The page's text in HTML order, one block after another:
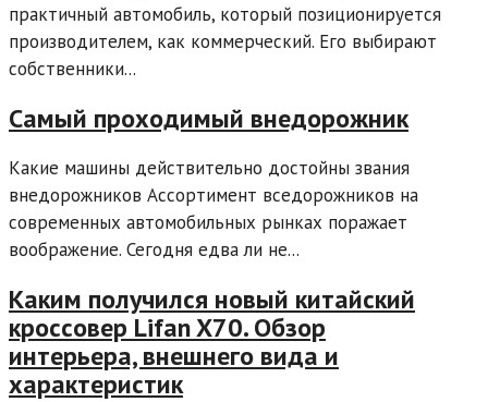
практичный автомобиль, который позиционируется
производителем, как коммерческий. Его выбирают
собственники...
Самый проходимый внедорожник
Какие машины действительно достойны звания
внедорожников Ассортимент вседорожников на
современных автомобильных рынках поражает
воображение. Сегодня едва ли не...
Каким получился новый китайский
кроссовер Lifan X70. Обзор
интерьера, внешнего вида и
характеристик